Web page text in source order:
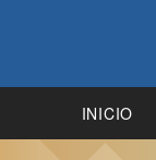
INICIO